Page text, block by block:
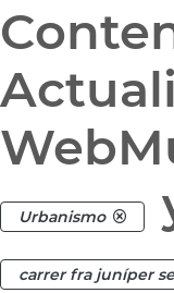
Urbanismo
carrer fra juníper